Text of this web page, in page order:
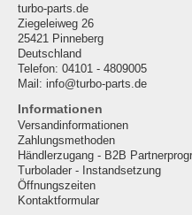
turbo-parts.de
Ziegeleiweg 26
25421 Pinneberg
Deutschland
Telefon: 04101 - 4809005
Mail: info@turbo-parts.de
Informationen
Versandinformationen
Zahlungsmethoden
Händlerzugang - B2B
Turbolader - Instandsetzung
Öffnungszeiten
Kontaktformular